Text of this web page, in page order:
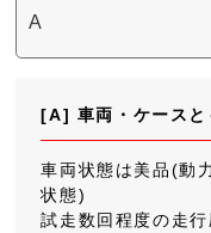
[A] 車両・ケースと
車両状態は美品(動
状態)
試走数回程度の走